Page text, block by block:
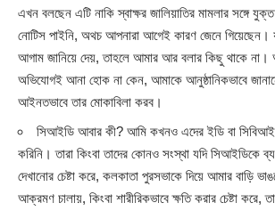
এখন বলছেন এটি নাকি স্বাক্ষর জালিয়াতির মামলার সঙ্গে
নোটিস পাইনি, অথচ আপনারা আগেই কারণ জেনে
আগাম জানিয়ে দেয়, তাহলে আমার আর বলার কিছু থাকে না।
অভিযোগই আনা হোক না কেন, আমাকে আনুষ্ঠানিকভাবে
আইনতভাবে তার মোকাবিলা করব।
সিআইডি আবার কী? আমি কখনও এদের ইডি বা
করিনি। তারা কিংবা তাদের কোনও সংস্থা যদি সিআইডিকে
দেখানোর চেষ্টা করে, কলকাতা পুরসভাকে দিয়ে আমার বাড়ি
আক্রমণ চালায়, কিংবা শারীরিকভাবে ক্ষতি করার চেষ্টা করে,